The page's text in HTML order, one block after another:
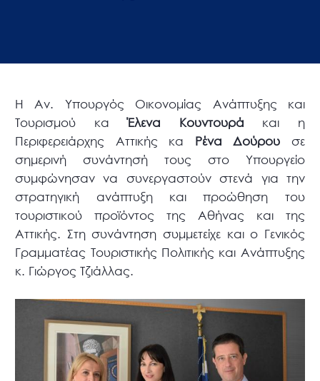
Η Αν. Υπουργός Οικονομίας Ανάπτυξης και
Τουρισμού κα Έλενα Κουντουρά και η
Περιφερειάρχης Αττικής κα Ρένα Δούρου σε
σημερινή συνάντησή τους στο Υπουργείο
συμφώνησαν να συνεργαστούν στενά για την
στρατηγική ανάπτυξη και προώθηση του
τουριστικού προϊόντος της Αθήνας και της
Αττικής. Στη συνάντηση συμμετείχε και ο Γενικός
Γραμματέας Τουριστικής Πολιτικής και Ανάπτυξης
κ. Γιώργος Τζιάλλας.